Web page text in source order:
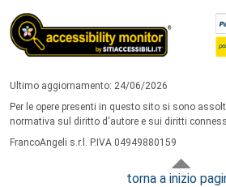
Ultimo aggiornamento: 24/06/2026
Per le opere presenti in questo sito si sono
normativa sul diritto d'autore e sui diritti
FrancoAngeli s.r.l. P.IVA 04949880159
torna a inizio